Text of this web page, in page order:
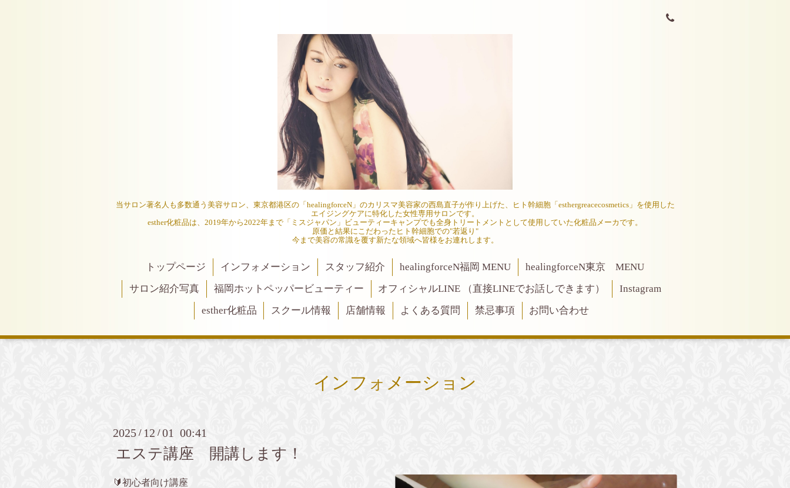
当サロン著名人も多数通う美容サロン、東京都港区の「healingforceN」のカリスマ美容家の西島直子が作り上げた、ヒト幹細胞「esthergreacecosmetics」を使用した
エイジングケアに特化した女性専用サロンです。
esther化粧品は、2019年から2022年まで「ミスジャパン」ビューティーキャンプでも全身トリートメントとして使用していた化粧品メーカです。
原価と結果にこだわったヒト幹細胞での"若返り"
今まで美容の常識を覆す新たな領域へ皆様をお連れします。
トップページ インフォメーション スタッフ紹介 healingforceN福岡 MENU
healingforceN東京 MENU
サロン紹介写真
福岡ホットペッパービューティー オフィシャルLINE （直接LINEでお話しできます）
Instagram
esther化粧品
スクール情報 店舗情報 よくある質問 禁忌事項 お問い合わせ
インフォメーション
2025 / 12 /01 00:41
エステ講座 開講します！
🔰初心者向け講座